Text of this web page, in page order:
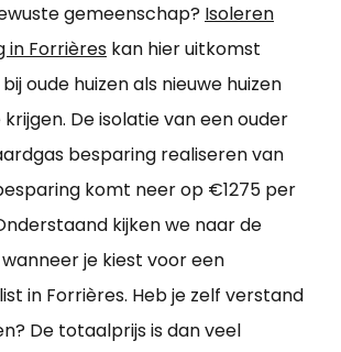
gemeenschap? Isoleren
in Forrières kan hier uitkomst
oude huizen als nieuwe huizen
De isolatie van een ouder
besparing realiseren van
komt neer op €1275 per
kijken we naar de
je kiest voor een
in Forrières. Heb je zelf verstand
De totaalprijs is dan veel